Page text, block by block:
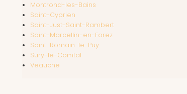
Montrond-les-Bains
Saint-Cyprien
Saint-Just-Saint-Rambert
Saint-Marcellin-en-Forez
Saint-Romain-le-Puy
Sury-le-Comtal
Veauche